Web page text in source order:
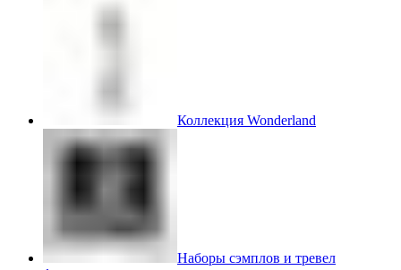
Коллекция Wonderland
Наборы сэмплов и тревел